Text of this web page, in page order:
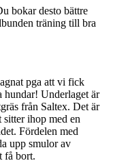
bokar desto bättre
träning till bra
pga att vi fick
hundar! Underlaget är
från Saltex. Det är
ihop med en
Fördelen med
upp smulor av
få bort.